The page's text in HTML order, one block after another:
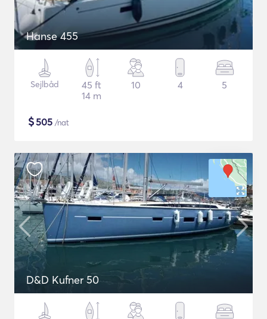
Hanse 455
Sejlbåd
45 ft
14 m
10 4 5
$505 /nat
D&D Kufner 50